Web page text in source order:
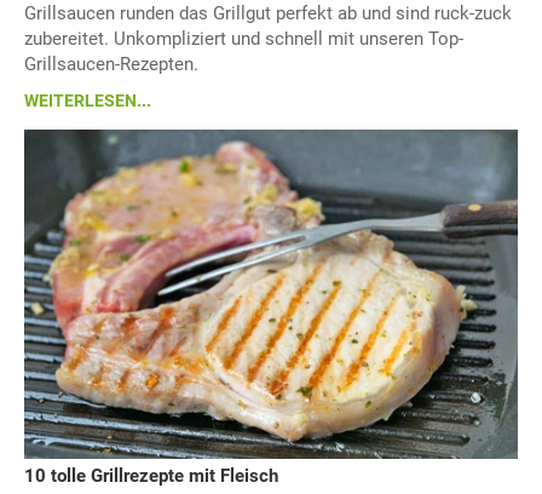
Grillsaucen runden das Grillgut perfekt ab und sind ruck-zuck
zubereitet. Unkompliziert und schnell mit unseren Top-
Grillsaucen-Rezepten.
WEITERLESEN...
10 tolle Grillrezepte mit Fleisch